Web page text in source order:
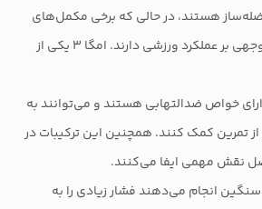
هستند، در حالی که برخی مکمل‌های
سلامتی نیز تاثیر قابل توجهی بر عملکرد ورزشی دارند. امگا ۳ یکی از
چرب امگا ۳ دارای خواص ضدالتهابی هستند و می‌توانند به
تمرین کمک کنند. همچنین این ترکیبات در
نقش مهمی ایفا می‌کنند.
سنگین انجام می‌دهند فشار زیادی را به